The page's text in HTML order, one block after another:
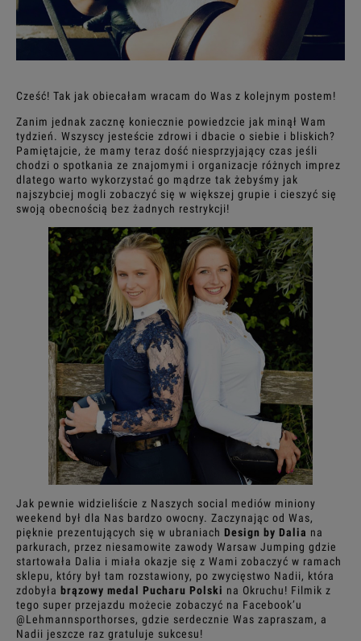
Cześć! Tak jak obiecałam wracam do Was z kolejnym postem!
Zanim jednak zacznę koniecznie powiedzcie jak minął Wam
tydzień. Wszyscy jesteście zdrowi i dbacie o siebie i bliskich?
Pamiętajcie, że mamy teraz dość niesprzyjający czas jeśli
chodzi o spotkania ze znajomymi i organizacje różnych imprez
dlatego warto wykorzystać go mądrze tak żebyśmy jak
najszybciej mogli zobaczyć się w większej grupie i cieszyć się
swoją obecnością bez żadnych restrykcji!
Jak pewnie widzieliście z Naszych social mediów miniony
weekend był dla Nas bardzo owocny. Zaczynając od Was,
pięknie prezentujących się w ubraniach Design by Dalia na
parkurach, przez niesamowite zawody Warsaw Jumping gdzie
startowała Dalia i miała okazje się z Wami zobaczyć w ramach
sklepu, który był tam rozstawiony, po zwycięstwo Nadii, która
zdobyła brązowy medal Pucharu Polski na Okruchu! Filmik z
tego super przejazdu możecie zobaczyć na Facebook’u
@Lehmannsporthorses, gdzie serdecznie Was zapraszam, a
Nadii jeszcze raz gratuluje sukcesu!